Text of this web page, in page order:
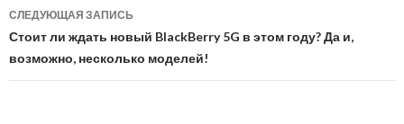
СЛЕДУЮЩАЯ ЗАПИСЬ
Стоит ли ждать новый BlackBerry 5G в этом году? Да и,
возможно, несколько моделей!